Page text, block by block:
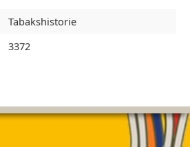
Tabakshistorie
3372